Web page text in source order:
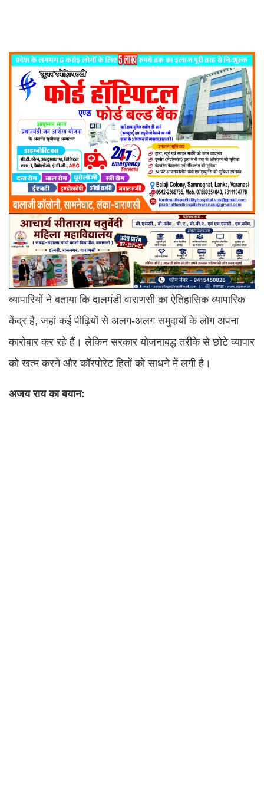
व्यापारियों ने बताया कि दालमंडी वाराणसी का ऐतिहासिक व्यापारिक
केंद्र है, जहां कई पीढ़ियों से अलग-अलग समुदायों के लोग अपना
कारोबार कर रहे हैं। लेकिन सरकार योजनाबद्ध तरीके से छोटे व्यापार
को खत्म करने और कॉरपोरेट हितों को साधने में लगी है।
अजय राय का बयान: